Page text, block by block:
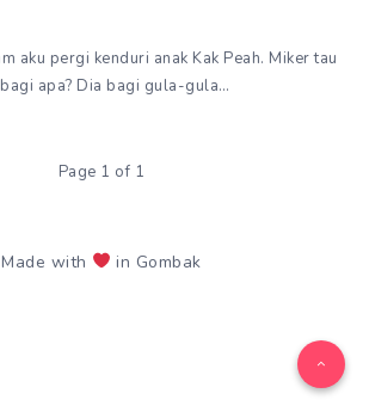
aku pergi kenduri anak Kak Peah. Miker tau
apa? Dia bagi gula-gula…
Page 1 of 1
Made with in Gombak